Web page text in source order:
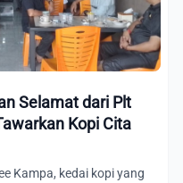
Selamat dari Plt
Kopi Cita
Kampa, kedai kopi yang